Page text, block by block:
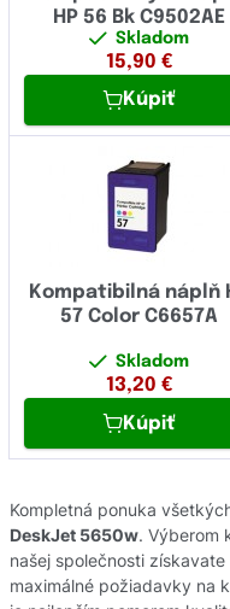
HP 56 Bk C9502AE
Skladom
15,90 €
Kúpiť
Kompatibilná náplň
57 Color C6657A
Skladom
13,20 €
Kúpiť
Kompletná ponuka
DeskJet 5650w. Výberom
našej společnosti
maximálné požiadavky na